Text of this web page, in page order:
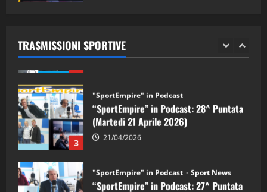
TRASMISSIONI SPORTIVE
2 28/04/2026
3
“SportEmpire” in Podcast: 28^ Puntata
(Martedi 21 Aprile 2026)
21/04/2026
“SportEmpire” in Podcast: 27^ Puntata
(Martedi 14 Aprile 2026)